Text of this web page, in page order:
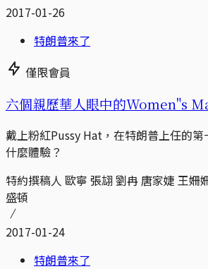
2017-01-26
特朗普來了
僅限會員
六個親歷華人眼中的Women"s
戴上粉紅Pussy Hat，在特朗普上任的
什麼體驗？
特約撰稿人 歐寧 張翃 劉冉 唐家婕 王姍
盛頓
2017-01-24
特朗普來了